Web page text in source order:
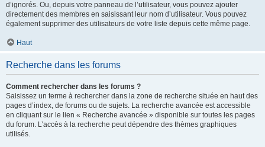
d’ignorés. Ou, depuis votre panneau de l’utilisateur, vous pouvez ajouter
directement des membres en saisissant leur nom d’utilisateur. Vous pouvez
également supprimer des utilisateurs de votre liste depuis cette même page.
Haut
Recherche dans les forums
Comment rechercher dans les forums ?
Saisissez un terme à rechercher dans la zone de recherche située en haut des
pages d’index, de forums ou de sujets. La recherche avancée est accessible
en cliquant sur le lien « Recherche avancée » disponible sur toutes les pages
du forum. L’accès à la recherche peut dépendre des thèmes graphiques
utilisés.